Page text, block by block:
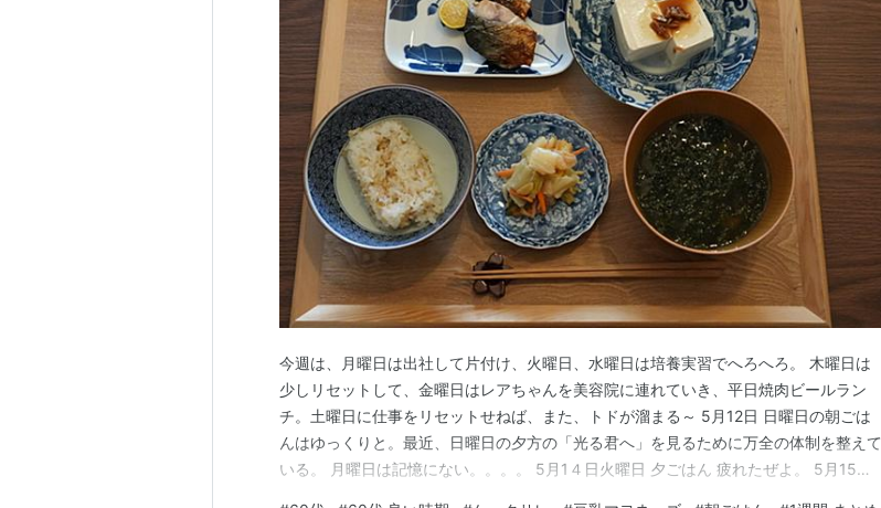
今週は、月曜日は出社して片付け、火曜日、水曜日は培養実習でへろへろ。 木曜日は
少しリセットして、金曜日はレアちゃんを美容院に連れていき、平日焼肉ビールラン
チ。土曜日に仕事をリセットせねば、また、トドが溜まる～ 5月12日 日曜日の朝ごは
んはゆっくりと。最近、日曜日の夕方の「光る君へ」を見るために万全の体制を整えて
いる。 月曜日は記憶にない。。。。 5月1４日火曜日 夕ごはん 疲れたぜよ。 5月15日